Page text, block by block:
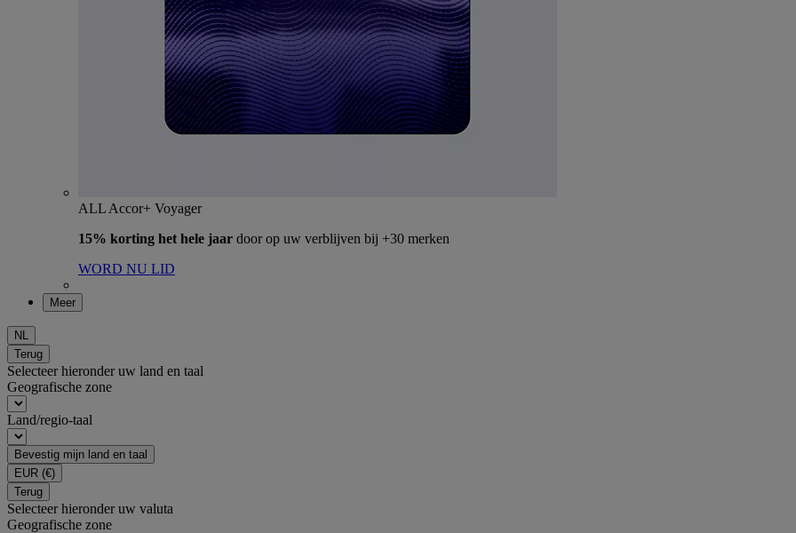
ALL Accor+ Voyager
15% korting het hele jaar door op uw verblijven bij +30 merken
WORD NU LID
Meer
NL
Terug
Selecteer hieronder uw land en taal
Geografische zone
Land/regio-taal
Bevestig mijn land en taal
EUR (€)
Terug
Selecteer hieronder uw valuta
Geografische zone